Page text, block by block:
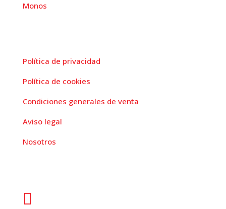
Monos
Política de privacidad
Política de cookies
Condiciones generales de venta
Aviso legal
Nosotros
